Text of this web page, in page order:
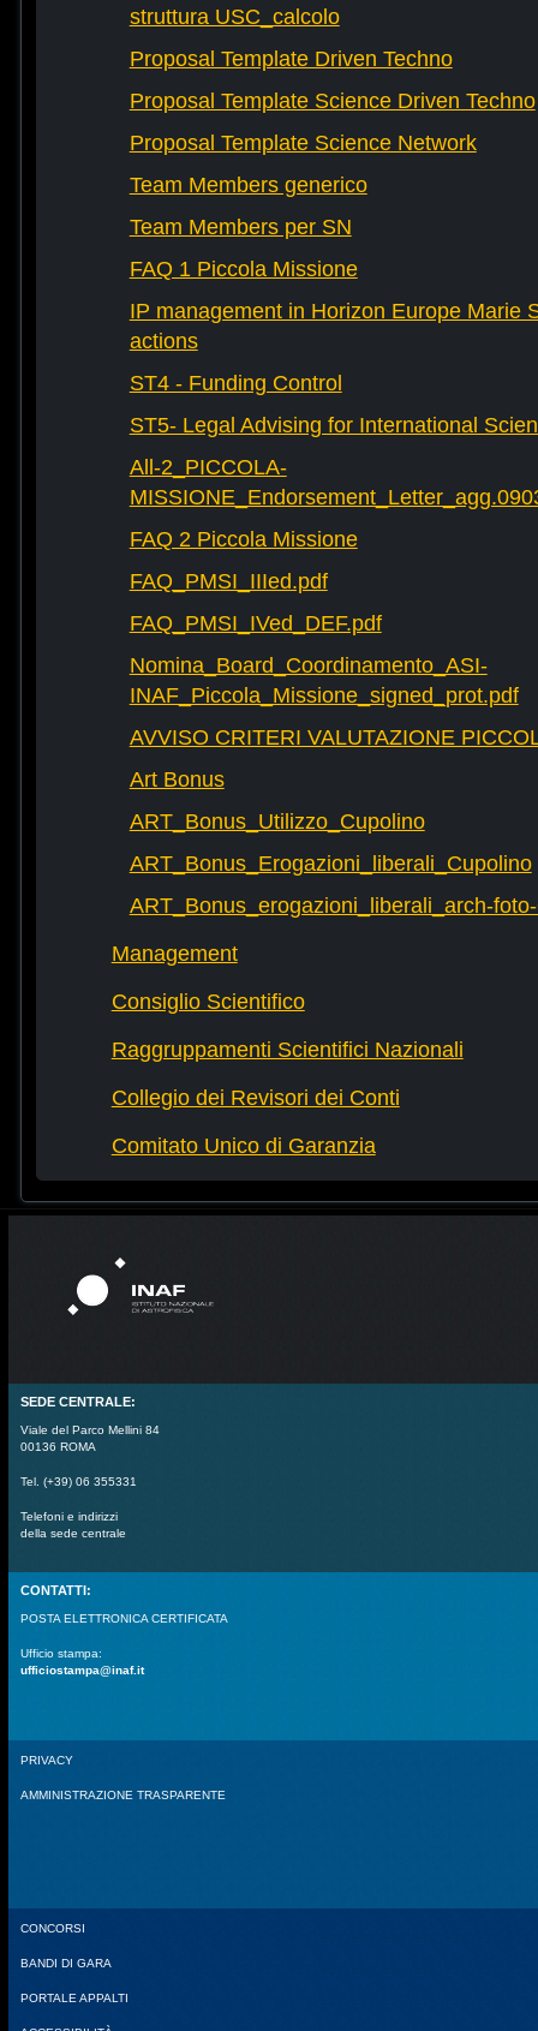
struttura USC_calcolo
Proposal Template Driven Techno
Proposal Template Science Driven Techno
Proposal Template Science Network
Team Members generico
Team Members per SN
FAQ 1 Piccola Missione
IP management in Horizon Europe Marie
actions
ST4 - Funding Control
ST5- Legal Advising for International
All-2_PICCOLA-
FAQ 2 Piccola Missione
FAQ_PMSI_IIIed.pdf
FAQ_PMSI_IVed_DEF.pdf
Nomina_Board_Coordinamento_ASI-
INAF_Piccola_Missione_signed_prot.pdf
AVVISO CRITERI VALUTAZIONE
Art Bonus
ART_Bonus_Utilizzo_Cupolino
ART_Bonus_Erogazioni_liberali_Cupolino
ART_Bonus_erogazioni_liberali_arch-
Management
Consiglio Scientifico
Raggruppamenti Scientifici Nazionali
Collegio dei Revisori dei Conti
Comitato Unico di Garanzia
SEDE CENTRALE:
Viale del Parco Mellini 84
00136 ROMA
Tel. (+39) 06 355331
Telefoni e indirizzi
della sede centrale
CONTATTI:
POSTA ELETTRONICA CERTIFICATA
Ufficio stampa:
ufficiostampa@inaf.it
PRIVACY
AMMINISTRAZIONE TRASPARENTE
CONCORSI
BANDI DI GARA
PORTALE APPALTI